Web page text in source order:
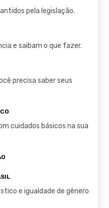
k
pela legislação.
e saibam o que fazer.
precisa saber seus
cuidados básicos na sua
e igualdade de gênero